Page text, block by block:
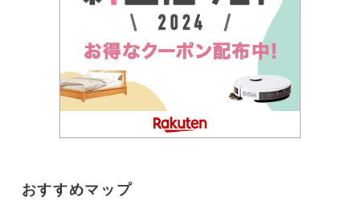
おすすめマップ